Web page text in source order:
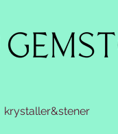
krystaller&stener